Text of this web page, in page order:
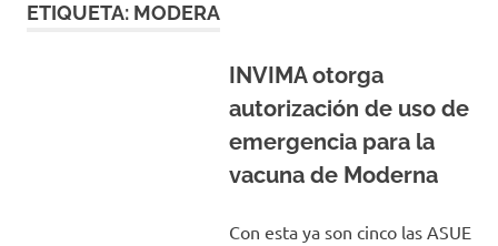
Gestoras
ETIQUETA: MODERA
INVIMA otorga
autorización de uso de
emergencia para la
vacuna de Moderna
Con esta ya son cinco las ASUE